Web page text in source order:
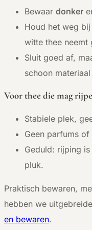
Bewaar donker
Houd het weg
witte thee neemt
Sluit goed af,
schoon
Voor thee die mag
Stabiele plek,
Geen parfums
Geduld: rijping
pluk.
Praktisch bewaren,
hebben we
en bewaren.